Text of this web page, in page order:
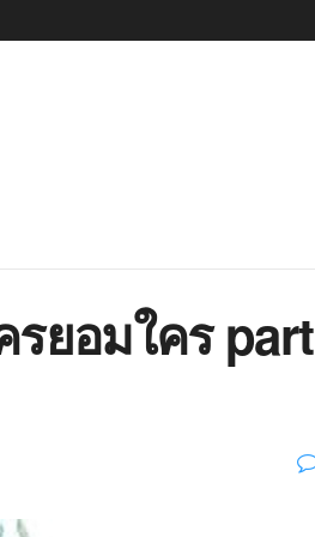
รยอมใคร part